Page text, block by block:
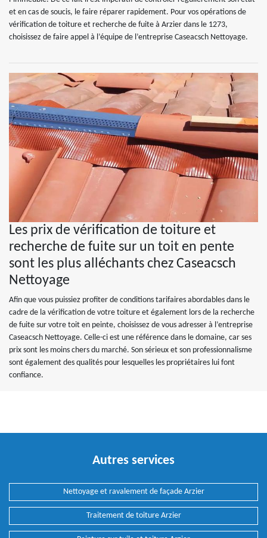
et en cas de soucis, le faire réparer rapidement. Pour vos opérations de
vérification de toiture et recherche de fuite à Arzier dans le 1273,
choisissez de faire appel à l’équipe de l’entreprise Caseacsch Nettoyage.
Les prix de vérification de toiture et
recherche de fuite sur un toit en pente
sont les plus alléchants chez Caseacsch
Nettoyage
Afin que vous puissiez profiter de conditions tarifaires abordables dans le
cadre de la vérification de votre toiture et également lors de la recherche
de fuite sur votre toit en peinte, choisissez de vous adresser à l’entreprise
Caseacsch Nettoyage. Celle-ci est une référence dans le domaine, car ses
prix sont les moins chers du marché. Son sérieux et son professionnalisme
sont également des qualités pour lesquelles les propriétaires lui font
confiance.
Autres services
Nettoyage et ravalement de façade Arzier
Traitement de toiture Arzier